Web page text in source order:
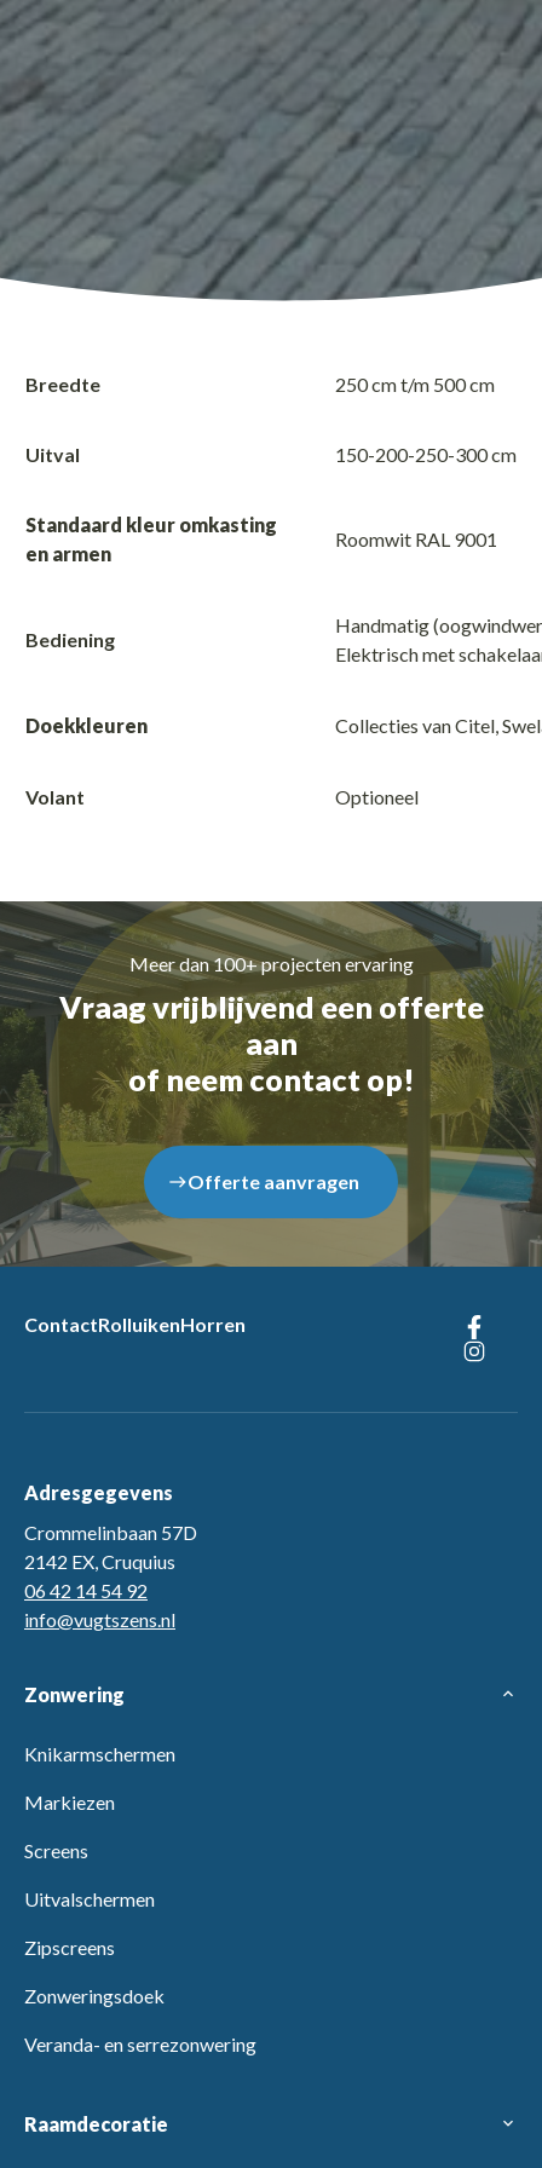
Breedte 250 cm t/m 500 cm
Uitval 150-200-250-300 cm
Standaard kleur omkasting
en armen
Roomwit RAL 9001
Bediening
Handmatig
Elektrisch met
Doekkleuren Collecties van Citel,
Volant Optioneel
Meer dan 100+ projecten ervaring
Vraag vrijblijvend een offerte
aan
of neem contact op!
eastOfferte aanvragen
ContactRolluikenHorren
Zonwering expand_more
Knikarmschermen
Markiezen
Screens
Uitvalschermen
Zipscreens
Zonweringsdoek
Veranda- en serrezonwering
Raamdecoratie expand_more
Adresgegevens
Crommelinbaan 57D
2142 EX, Cruquius
06 42 14 54 92
info@vugtszens.nl